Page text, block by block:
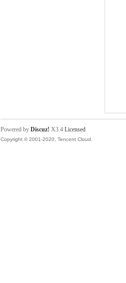
Powered by Discuz! X3.4 Licensed
Copyright © 2001-2020, Tencent Cloud.